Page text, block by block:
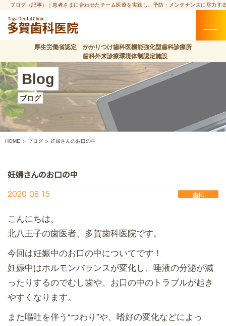
ブログ（記事）｜患者さまに合わせたチーム医療を実践し、予防・メンテナンスに尽力す
厚生労働省認定 かかりつけ歯科医機能強化型歯科診療所
歯科外来診療環境体制認定施設
Blog
ブログ
HOME ブログ 妊婦さんのお口の中
妊婦さんのお口の中
2020.08.15
歯科
こんにちは。
北八王子の歯医者、多賀歯科医院です。
今回は妊娠中のお口の中についてです！
妊娠中はホルモンバランスが変化し、唾液の分泌が減
ったりするのでむし歯や、お口の中のトラブルが起き
やすくなります。
また嘔吐を伴う“つわり”や、嗜好の変化などによっ